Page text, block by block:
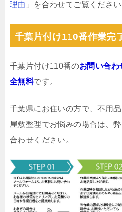
理由 」を合わせてご覧ください
千葉片付け110番作業完
千葉片付け110番のお問い合わ
全無料です。
千葉県にお住いの方で、不用
屋敷整理でお悩みの場合は、
合わせください。